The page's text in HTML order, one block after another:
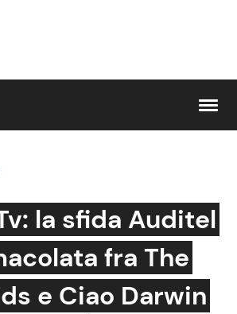
Gossip e TV
Bellezze VIP
la sfida Auditel
fra The
e Ciao Darwin